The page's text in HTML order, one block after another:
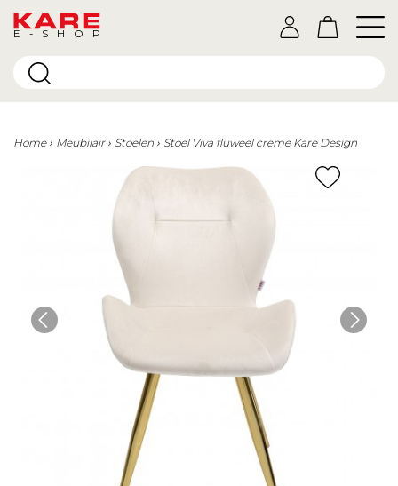
E-SHOP
Home Meubilair Stoelen Stoel Viva fluweel creme Kare Design